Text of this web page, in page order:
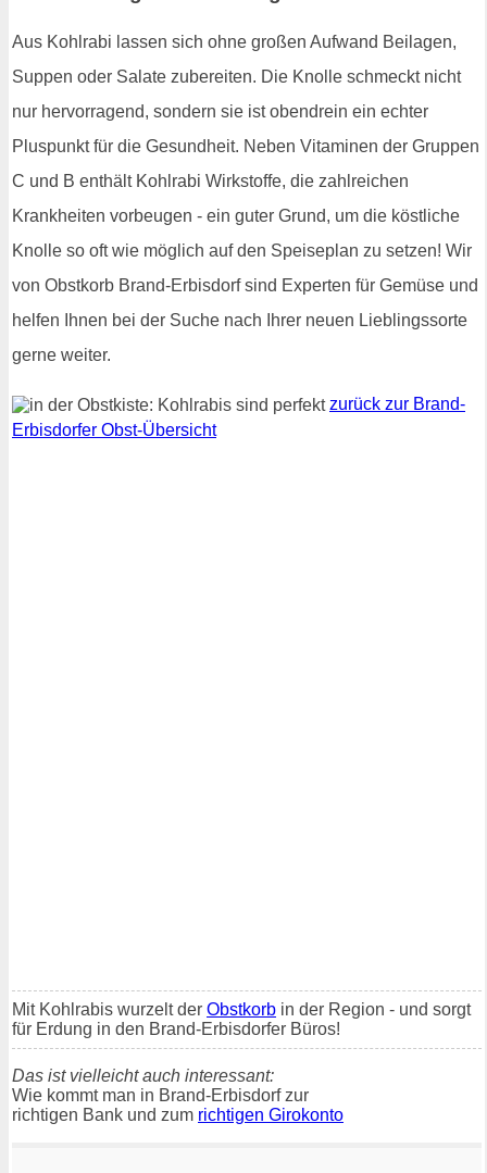
Aus Kohlrabi lassen sich ohne großen Aufwand Beilagen,
Suppen oder Salate zubereiten. Die Knolle schmeckt nicht
nur hervorragend, sondern sie ist obendrein ein echter
Pluspunkt für die Gesundheit. Neben Vitaminen der Gruppen
C und B enthält Kohlrabi Wirkstoffe, die zahlreichen
Krankheiten vorbeugen - ein guter Grund, um die köstliche
Knolle so oft wie möglich auf den Speiseplan zu setzen! Wir
von Obstkorb Brand-Erbisdorf sind Experten für Gemüse und
helfen Ihnen bei der Suche nach Ihrer neuen Lieblingssorte
gerne weiter.
zurück zur Brand-
Erbisdorfer Obst-Übersicht
Mit Kohlrabis wurzelt der Obstkorb in der Region - und sorgt
für Erdung in den Brand-Erbisdorfer Büros!
Das ist vielleicht auch interessant:
Wie kommt man in Brand-Erbisdorf zur
richtigen Bank und zum richtigen Girokonto